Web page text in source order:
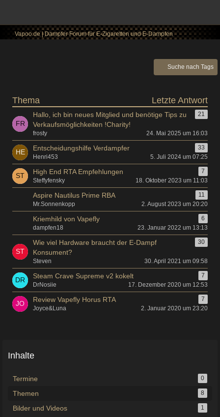
Vapoo.de | Dampfer Forum für E-Zigaretten und E-Dampfen
Suche nach Tags
Thema Letzte Antwort
Hallo, ich bin neues Mitglied und benötige Tips zu
Verkaufsmöglichkeiten !Charity!
21
frosty 24. Mai 2025 um 16:03
Entscheidungshilfe Verdampfer
33
Henri453
5. Juli 2024 um 07:25
High End RTA Empfehlungen
7
Steffyfensky
18. Oktober 2023 um 11:03
Aspire Nautilus Prime RBA
11
Mr.Sonnenkopp
2. August 2023 um 20:20
Kriemhild von Vapefly
6
dampfen18
23. Januar 2022 um 13:13
Wie viel Hardware braucht der E-Dampf
Konsument?
30
Steven 30. April 2021 um 09:58
Steam Crave Supreme v2 kokelt
7
DrNosiie
17. Dezember 2020 um 12:53
Review Vapefly Horus RTA
7
Joyce&Luna
2. Januar 2020 um 23:20
Inhalte
Termine 0
Themen 8
Bilder und Videos 1